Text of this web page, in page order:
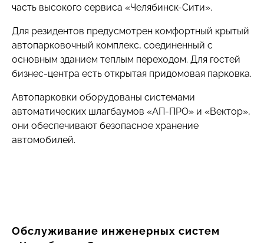
часть высокого сервиса «Челябинск-Сити».
Для резидентов предусмотрен комфортный крытый
автопарковочный комплекс, соединенный с
основным зданием теплым переходом. Для гостей
бизнес-центра есть открытая придомовая парковка.
Автопарковки оборудованы системами
автоматических шлагбаумов «АП-ПРО» и «Вектор»,
они обеспечивают безопасное хранение
автомобилей.
Обслуживание инженерных систем